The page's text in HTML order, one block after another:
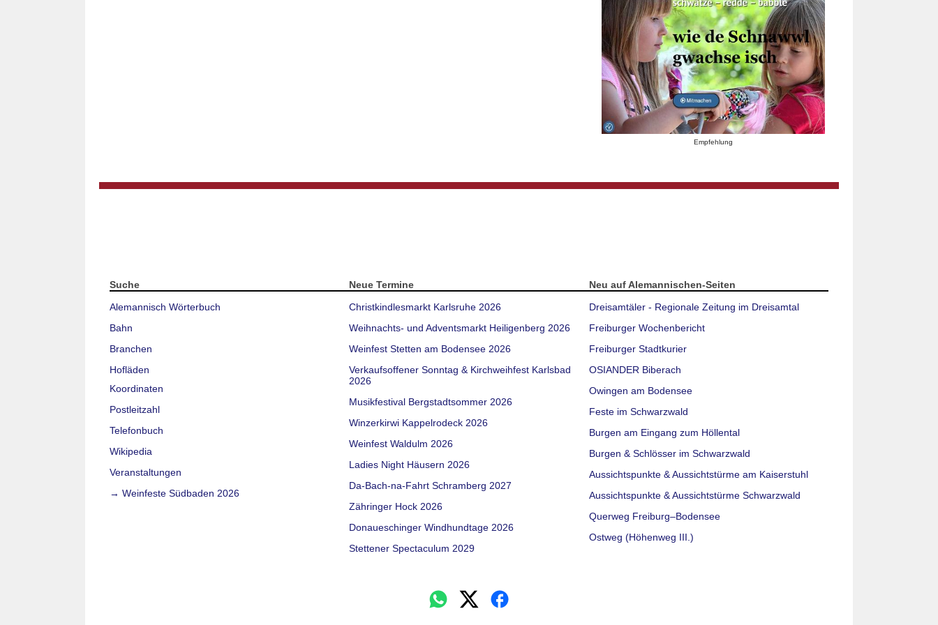
Empfehlung
Suche
Alemannisch Wörterbuch
Bahn
Branchen
Hofläden
Koordinaten
Postleitzahl
Telefonbuch
Wikipedia
Veranstaltungen
→ Weinfeste Südbaden 2026
Neue Termine
Christkindlesmarkt Karlsruhe 2026
Weihnachts- und Adventsmarkt Heiligenberg 2026
Weinfest Stetten am Bodensee 2026
Verkaufsoffener Sonntag & Kirchweihfest Karlsbad
2026
Musikfestival Bergstadtsommer 2026
Winzerkirwi Kappelrodeck 2026
Weinfest Waldulm 2026
Ladies Night Häusern 2026
Da-Bach-na-Fahrt Schramberg 2027
Zähringer Hock 2026
Donaueschinger Windhundtage 2026
Stettener Spectaculum 2029
Neu auf Alemannischen-Seiten
Dreisamtäler - Regionale Zeitung im Dreisamtal
Freiburger Wochenbericht
Freiburger Stadtkurier
OSIANDER Biberach
Owingen am Bodensee
Feste im Schwarzwald
Burgen am Eingang zum Höllental
Burgen & Schlösser im Schwarzwald
Aussichtspunkte & Aussichtstürme am Kaiserstuhl
Aussichtspunkte & Aussichtstürme Schwarzwald
Querweg Freiburg–Bodensee
Ostweg (Höhenweg III.)